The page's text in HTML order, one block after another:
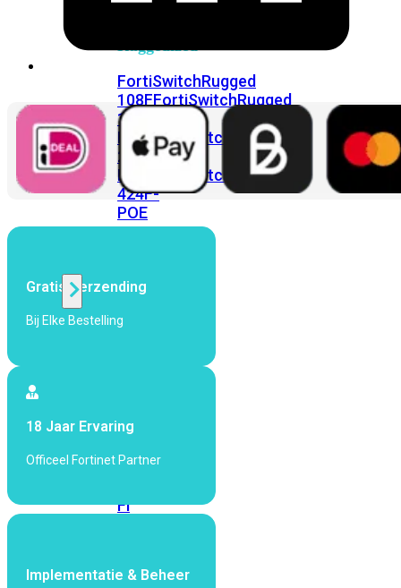
Ruggedized
FortiSwitchRugged
108FFortiSwitchRugged
112F-
POEFortiSwitchRugged
216F-
POE
FortiSwitchRugged
424F-
POE
Alle
Fi
Generatie
Fi
Fi
Gratis Verzending
Bij Elke Bestelling
18 Jaar Ervaring
Officeel Fortinet Partner
Implementatie & Beheer